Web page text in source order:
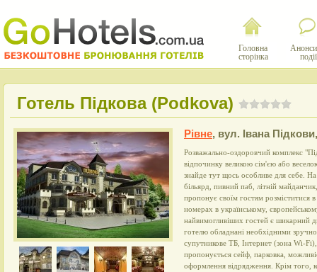
Головна
сторінка
події
Готель Підкова (Podkova)
Рівне, вул. Івана
Розважально-оздоровчий комплекс
відпочинку великою сім'єю або
знайде тут щось особливе для себе.
більярд, пивний паб, літній
пропонує своїм гостям
номерах в українському,
найвимогливіших гостей є шикарний
готелю обладнані необхідними
супутникове ТБ, Інтернет (зона Wi-
пропонується сейф, парковка,
оформлення відрядження. Крім того,